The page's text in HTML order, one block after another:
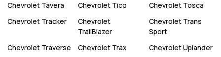
Chevrolet Tavera Chevrolet Tico Chevrolet Tosca
Chevrolet Tracker
Chevrolet
TrailBlazer
Chevrolet Trans
Sport
Chevrolet Traverse Chevrolet Trax ChevroletUplander